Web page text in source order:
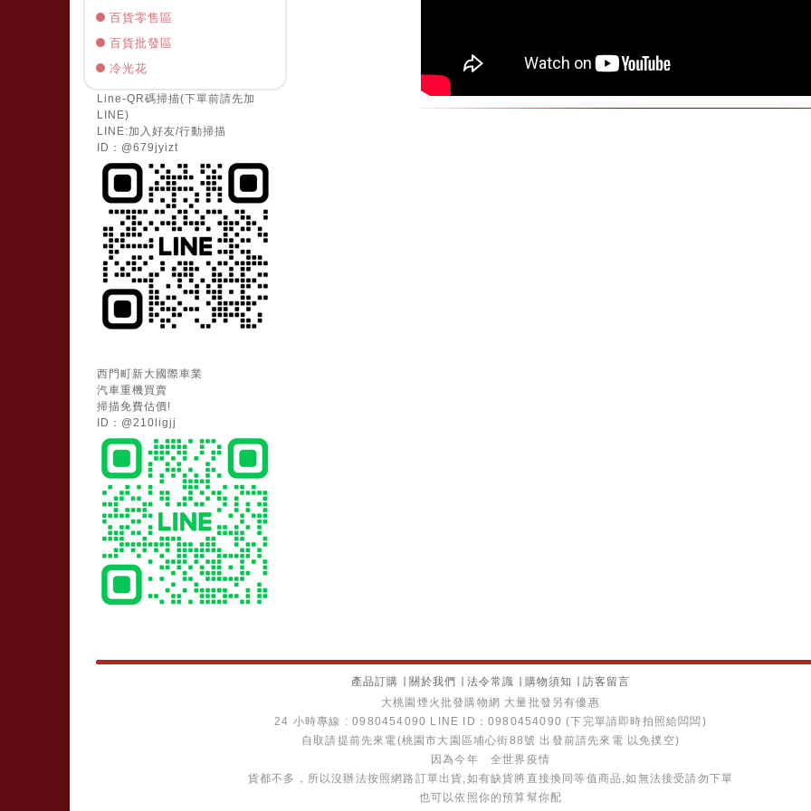
百貨零售區
百貨批發區
冷光花
Line-QR碼掃描(下單前請先加
LINE)
LINE:加入好友/行動掃描
ID：@679jyizt
西門町新大國際車業
汽車重機買賣
掃描免費估價!
ID：@210ligjj
產品訂購 關於我們 法令常識 購物須知
訪客留言
大桃園煙火批發購物網 大量批發另有優惠
24 小時專線 : 0980454090 LINE ID：0980454090 (下完單請即時拍照給闆闆)
自取請提前先來電(桃園市大園區埔心街88號 出發前請先來電 以免撲空)
因為今年 全世界疫情
貨都不多，所以沒辦法按照網路訂單出貨,如有缺貨將直接換同等值商品,如無法接受請勿下單
也可以依照你的預算幫你配